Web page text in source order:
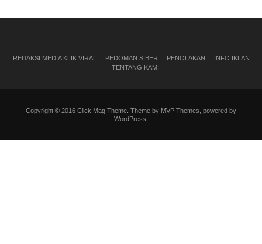
REDAKSI MEDIA KLIK VIRAL PEDOMAN SIBER PENOLAKAN
INFO IKLAN
TENTANG KAMI
Copyright © 2016 Click Mag Theme. Theme by MVP Themes, powered by
WordPress.